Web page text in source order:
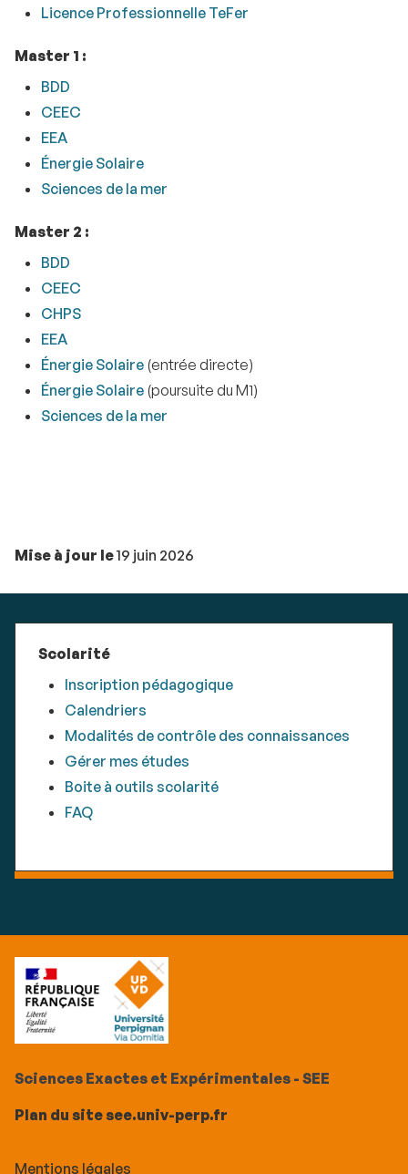
Licence Professionnelle TeFer
Master 1 :
BDD
CEEC
EEA
Énergie Solaire
Sciences de la mer
Master 2 :
BDD
CEEC
CHPS
EEA
Énergie Solaire(entrée directe)
Énergie Solaire(poursuite du M1)
Sciences de la mer
Mise à jour le19 juin 2026
Scolarité
Inscription pédagogique
Calendriers
Modalités de contrôle des connaissances
Gérer mes études
Boite à outils scolarité
FAQ
Sciences Exactes et Expérimentales - SEE
Plan du site see.univ-perp.fr
Mentions légales